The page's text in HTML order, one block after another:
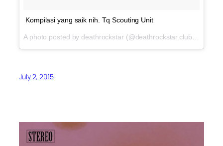
Kompilasi yang saik nih. Tq Scouting Unit
July 2, 2015